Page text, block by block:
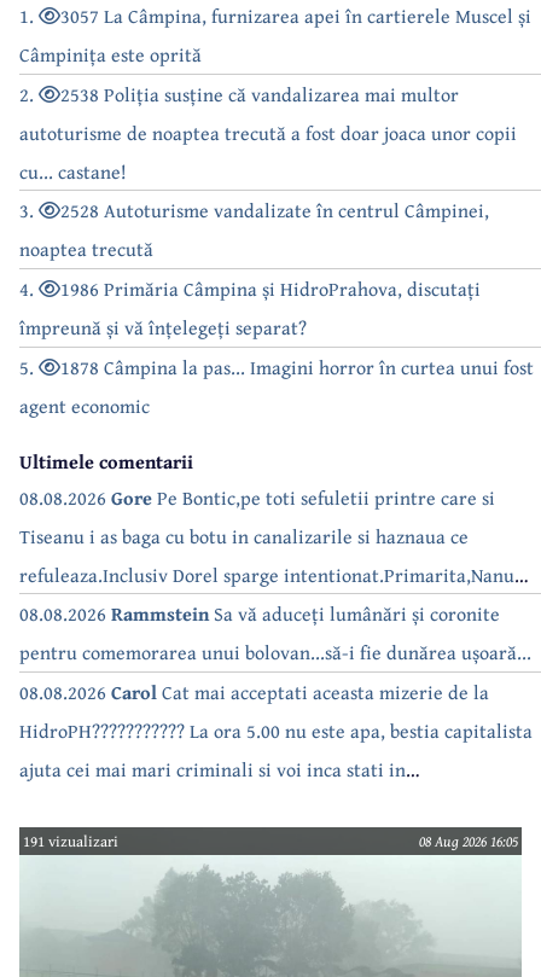
1.
3057 La Câmpina, furnizarea apei în cartierele Muscel și
Câmpinița este oprită
2.
2538 Poliția susține că vandalizarea mai multor
autoturisme de noaptea trecută a fost doar joaca unor copii
cu... castane!
3.
2528 Autoturisme vandalizate în centrul Câmpinei,
noaptea trecută
4.
1986 Primăria Câmpina și HidroPrahova, discutați
împreună și vă înțelegeți separat?
5.
1878 Câmpina la pas... Imagini horror în curtea unui fost
agent economic
Ultimele comentarii
08.08.2026 GorePe Bontic,pe toti sefuletii printre care si
Tiseanu i as baga cu botu in canalizarile si haznaua ce
refuleaza.Inclusiv Dorel sparge intentionat.Primarita,Nanu
bea apa de la robinet.Asta as intreba o si pe Izabel Mitrea
08.08.2026 RammsteinSa vă aduceți lumânări și coronite
pentru comemorarea unui bolovan...să-i fie dunărea ușoară...
08.08.2026 CarolCat mai acceptati aceasta mizerie de la
HidroPH??????????? La ora 5.00 nu este apa, bestia capitalista
ajuta cei mai mari criminali si voi inca stati in
191 vizualizari 08 Aug 2026 16:05